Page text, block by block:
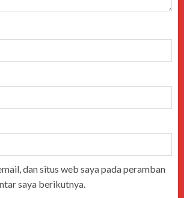
dan situs web saya pada peramban
saya berikutnya.